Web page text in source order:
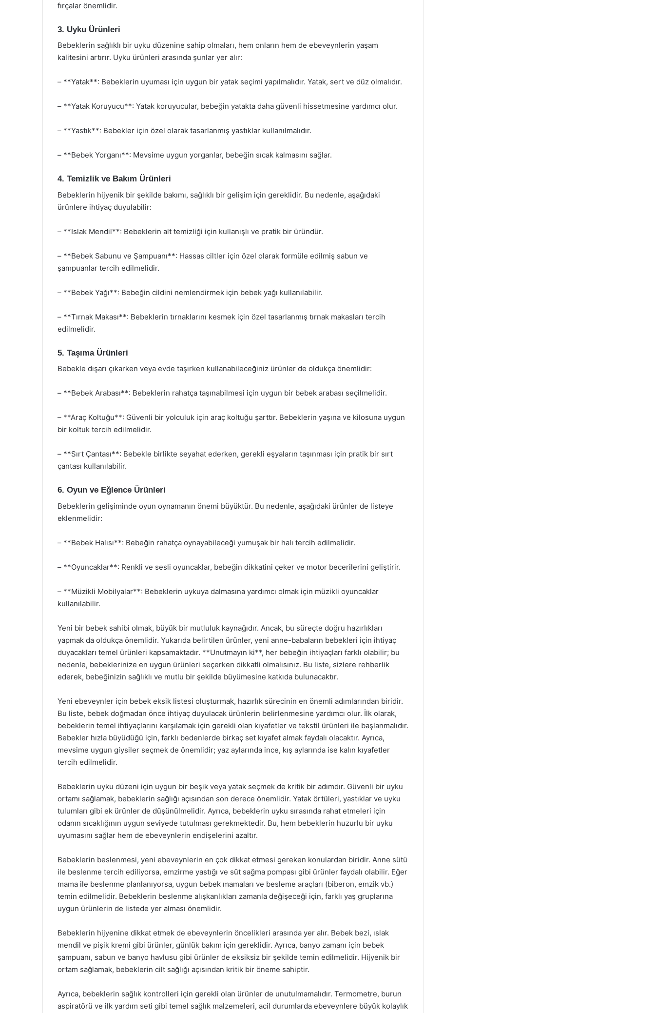
fırçalar önemlidir.
3. Uyku Ürünleri
Bebeklerin sağlıklı bir uyku düzenine sahip olmaları, hem onların hem de ebeveynlerin yaşam
kalitesini artırır. Uyku ürünleri arasında şunlar yer alır:
– **Yatak**: Bebeklerin uyuması için uygun bir yatak seçimi yapılmalıdır. Yatak, sert ve düz olmalıdır.
– **Yatak Koruyucu**: Yatak koruyucular, bebeğin yatakta daha güvenli hissetmesine yardımcı olur.
– **Yastık**: Bebekler için özel olarak tasarlanmış yastıklar kullanılmalıdır.
– **Bebek Yorganı**: Mevsime uygun yorganlar, bebeğin sıcak kalmasını sağlar.
4. Temizlik ve Bakım Ürünleri
Bebeklerin hijyenik bir şekilde bakımı, sağlıklı bir gelişim için gereklidir. Bu nedenle, aşağıdaki
ürünlere ihtiyaç duyulabilir:
– **Islak Mendil**: Bebeklerin alt temizliği için kullanışlı ve pratik bir üründür.
– **Bebek Sabunu ve Şampuanı**: Hassas ciltler için özel olarak formüle edilmiş sabun ve
şampuanlar tercih edilmelidir.
– **Bebek Yağı**: Bebeğin cildini nemlendirmek için bebek yağı kullanılabilir.
– **Tırnak Makası**: Bebeklerin tırnaklarını kesmek için özel tasarlanmış tırnak makasları tercih
edilmelidir.
5. Taşıma Ürünleri
Bebekle dışarı çıkarken veya evde taşırken kullanabileceğiniz ürünler de oldukça önemlidir:
– **Bebek Arabası**: Bebeklerin rahatça taşınabilmesi için uygun bir bebek arabası seçilmelidir.
– **Araç Koltuğu**: Güvenli bir yolculuk için araç koltuğu şarttır. Bebeklerin yaşına ve kilosuna uygun
bir koltuk tercih edilmelidir.
– **Sırt Çantası**: Bebekle birlikte seyahat ederken, gerekli eşyaların taşınması için pratik bir sırt
çantası kullanılabilir.
6. Oyun ve Eğlence Ürünleri
Bebeklerin gelişiminde oyun oynamanın önemi büyüktür. Bu nedenle, aşağıdaki ürünler de listeye
eklenmelidir:
– **Bebek Halısı**: Bebeğin rahatça oynayabileceği yumuşak bir halı tercih edilmelidir.
– **Oyuncaklar**: Renkli ve sesli oyuncaklar, bebeğin dikkatini çeker ve motor becerilerini geliştirir.
– **Müzikli Mobilyalar**: Bebeklerin uykuya dalmasına yardımcı olmak için müzikli oyuncaklar
kullanılabilir.
Yeni bir bebek sahibi olmak, büyük bir mutluluk kaynağıdır. Ancak, bu süreçte doğru hazırlıkları
yapmak da oldukça önemlidir. Yukarıda belirtilen ürünler, yeni anne-babaların bebekleri için ihtiyaç
duyacakları temel ürünleri kapsamaktadır. **Unutmayın ki**, her bebeğin ihtiyaçları farklı olabilir; bu
nedenle, bebeklerinize en uygun ürünleri seçerken dikkatli olmalısınız. Bu liste, sizlere rehberlik
ederek, bebeğinizin sağlıklı ve mutlu bir şekilde büyümesine katkıda bulunacaktır.
Yeni ebeveynler için bebek eksik listesi oluşturmak, hazırlık sürecinin en önemli adımlarından biridir.
Bu liste, bebek doğmadan önce ihtiyaç duyulacak ürünlerin belirlenmesine yardımcı olur. İlk olarak,
bebeklerin temel ihtiyaçlarını karşılamak için gerekli olan kıyafetler ve tekstil ürünleri ile başlanmalıdır.
Bebekler hızla büyüdüğü için, farklı bedenlerde birkaç set kıyafet almak faydalı olacaktır. Ayrıca,
mevsime uygun giysiler seçmek de önemlidir; yaz aylarında ince, kış aylarında ise kalın kıyafetler
tercih edilmelidir.
Bebeklerin uyku düzeni için uygun bir beşik veya yatak seçmek de kritik bir adımdır. Güvenli bir uyku
ortamı sağlamak, bebeklerin sağlığı açısından son derece önemlidir. Yatak örtüleri, yastıklar ve uyku
tulumları gibi ek ürünler de düşünülmelidir. Ayrıca, bebeklerin uyku sırasında rahat etmeleri için
odanın sıcaklığının uygun seviyede tutulması gerekmektedir. Bu, hem bebeklerin huzurlu bir uyku
uyumasını sağlar hem de ebeveynlerin endişelerini azaltır.
Bebeklerin beslenmesi, yeni ebeveynlerin en çok dikkat etmesi gereken konulardan biridir. Anne sütü
ile beslenme tercih ediliyorsa, emzirme yastığı ve süt sağma pompası gibi ürünler faydalı olabilir. Eğer
mama ile beslenme planlanıyorsa, uygun bebek mamaları ve besleme araçları (biberon, emzik vb.)
temin edilmelidir. Bebeklerin beslenme alışkanlıkları zamanla değişeceği için, farklı yaş gruplarına
uygun ürünlerin de listede yer alması önemlidir.
Bebeklerin hijyenine dikkat etmek de ebeveynlerin öncelikleri arasında yer alır. Bebek bezi, ıslak
mendil ve pişik kremi gibi ürünler, günlük bakım için gereklidir. Ayrıca, banyo zamanı için bebek
şampuanı, sabun ve banyo havlusu gibi ürünler de eksiksiz bir şekilde temin edilmelidir. Hijyenik bir
ortam sağlamak, bebeklerin cilt sağlığı açısından kritik bir öneme sahiptir.
Ayrıca, bebeklerin sağlık kontrolleri için gerekli olan ürünler de unutulmamalıdır. Termometre, burun
aspiratörü ve ilk yardım seti gibi temel sağlık malzemeleri, acil durumlarda ebeveynlere büyük kolaylık